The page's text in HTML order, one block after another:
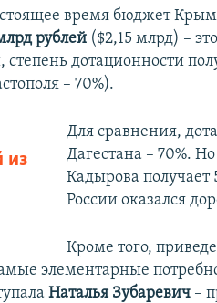
время бюджет
рублей ($2,15 млрд) –
степень дотационности
– 70%).
из
Для сравнения,
Дагестана – 70%.
Кадырова получает
России оказался
Кроме того,
элементарные
Наталья Зубаревич –